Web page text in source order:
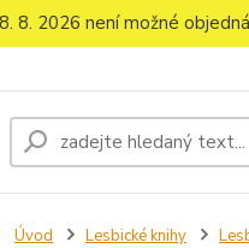
8. 2026 není možné
Úvod Lesbické knihy